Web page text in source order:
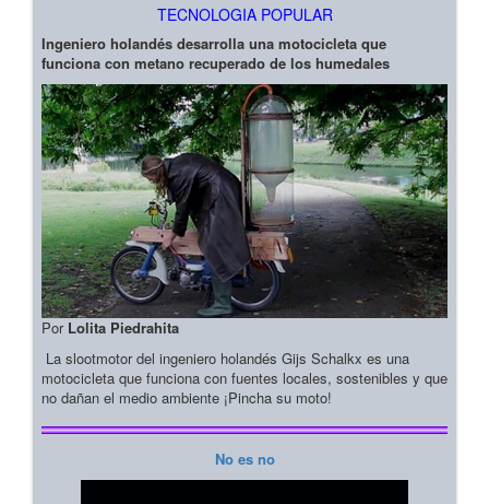
TECNOLOGIA POPULAR
Ingeniero holandés desarrolla una motocicleta que
funciona con metano recuperado de los humedales
Por Lolita Piedrahita
La slootmotor del ingeniero holandés Gijs Schalkx es una
motocicleta que funciona con fuentes locales, sostenibles y que
no dañan el medio ambiente ¡Pincha su moto!
No es no